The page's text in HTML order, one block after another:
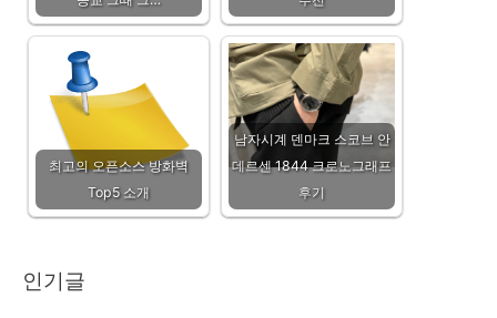
최고의 오픈소스 방화벽
Top5 소개
남자시계 덴마크 스코브 안
데르센 1844 크로노그래프
후기
인기글